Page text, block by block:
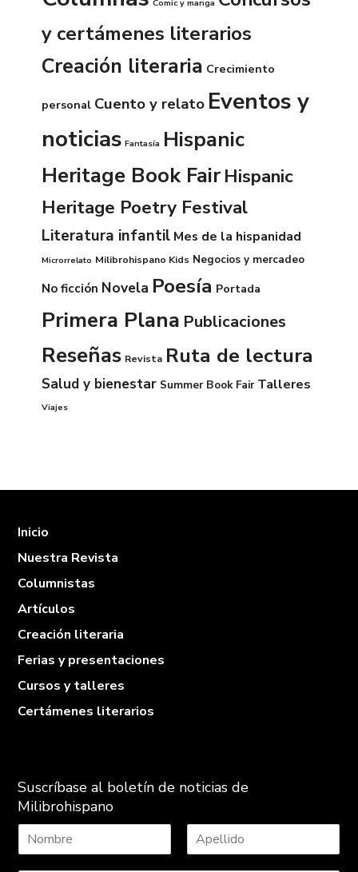
Comic y manga
y certámenes literarios
Creación literaria Crecimiento
personal Cuento y relato Eventos y
noticias Fantasía Hispanic
Heritage Book FairHispanic
Heritage Poetry Festival
Literatura infantil Mes de la hispanidad
Microrrelato Milibrohispano Kids Negocios y mercadeo
No ficción Novela Poesía Portada
Primera Plana Publicaciones
Reseñas Revista Ruta de lectura
Salud y bienestar Summer Book Fair Talleres
Viajes
Inicio
Nuestra Revista
Columnistas
Artículos
Creación literaria
Ferias y presentaciones
Cursos y talleres
Certámenes literarios
Suscríbase al boletín de noticias de
Milibrohispano